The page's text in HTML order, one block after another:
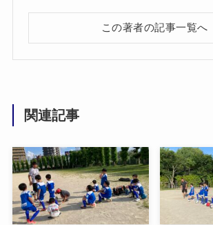
この著者の記事一覧へ
関連記事